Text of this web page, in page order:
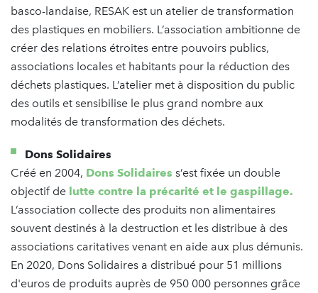
basco-landaise, RESAK est un atelier de transformation
des plastiques en mobiliers. L’association ambitionne de
créer des relations étroites entre pouvoirs publics,
associations locales et habitants pour la réduction des
déchets plastiques. L’atelier met à disposition du public
des outils et sensibilise le plus grand nombre aux
modalités de transformation des déchets.
Dons Solidaires
Créé en 2004, Dons Solidaires s’est fixée un double
objectif de lutte contre la précarité et le gaspillage.
L’association collecte des produits non alimentaires
souvent destinés à la destruction et les distribue à des
associations caritatives venant en aide aux plus démunis.
En 2020, Dons Solidaires a distribué pour 51 millions
d'euros de produits auprès de 950 000 personnes grâce